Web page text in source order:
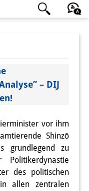
– DIJ
vor ihm
Shinzō
grundlegend zu
des politischen
allen zentralen